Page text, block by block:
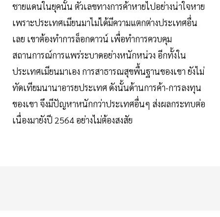
ชายแดนในยุคนั้น ตัวเลขทางการค้าหายไปอย่างน่าใจหาย
เพราะประเทศเมียนมาไม่ได้มีความแตกต่างประเทศอื่น
เลย เขาต้องทำการล็อกดาวน์ เพื่อทำการควบคุม
สถานการณ์การแพร่ระบาดอย่างหนักหน่วง อีกทั้งใน
ประเทศเมียนมาเอง การสาธารณสุขพื้นฐานของเขา ยังไม่
ทัดเทียมนานาอารยประเทศ ดังนั้นด้านการค้า-การลงทุน
ของเขา จึงมีปัญหาหนักกว่าประเทศอื่นๆ ส่งผลกระทบต่อ
เนื่องมายังปี 2564 อย่างไม่ต้องสงสัย